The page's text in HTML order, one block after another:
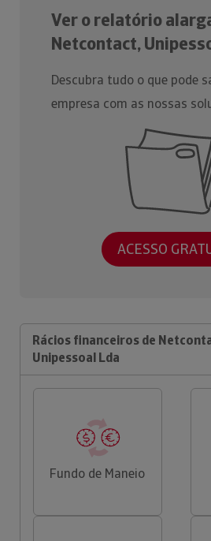
Ver o relatório
Netcontact,
Descubra tudo o que pode
empresa com as nossas
ACESSO
Rácios financeiros de
Unipessoal Lda
Fundo de Maneio